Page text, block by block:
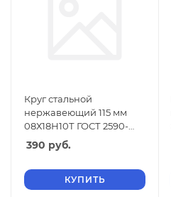
Круг стальной
нержавеющий 115 мм
08Х18Н10Т ГОСТ 2590-
2006
390 руб.
КУПИТЬ